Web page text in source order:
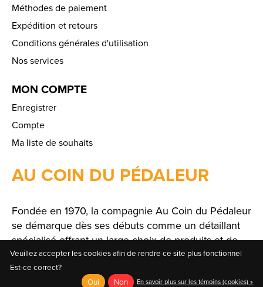
Méthodes de paiement
Expédition et retours
Conditions générales d'utilisation
Nos services
MON COMPTE
Enregistrer
Compte
Ma liste de souhaits
AU COIN DU PÉDALEUR
Fondée en 1970, la compagnie Au Coin du Pédaleur
se démarque dès ses débuts comme un détaillant
spécialisé offrant un large choix de produits et de
solutions.
Veuillez accepter les cookies afin de rendre ce site plus fonctionnel
Est-ce correct?
Oui
Non En savoir plus sur les témoins (cookies) »